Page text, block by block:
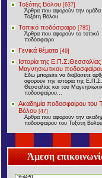
Τοξότης Βόλου [637]
Άρθρα που αφορούν την ομάδα
Τοξότη Βόλου
Τοπικό ποδόσφαιρο [785]
Άρθρα που αφορούν το τοπικό
ποδόσφαιρο
Γενικά θέματα [49]
Ιστορία της Ε.Π.Σ.Θεσσαλίας
Μαγνησιώτικου
Εδώ μπορείτε να διαβάσετε
αφορούν την ιστορία της Ε.Π.Σ.
Θεσσαλίας και του
ποδοσφαίρου...
Ακαδημία ποδοσφαίρου του
Βόλου [47]
Άρθρα που αφορούν την
ποδοσφαίρου του Τοξότη Βόλου
Άμεση